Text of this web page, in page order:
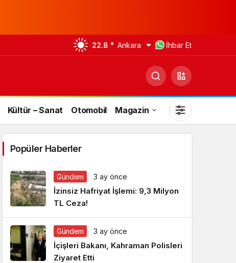
22.8 ° Ankara İhbar Et
Kültür – Sanat Otomobil Magazin
Gündüz Modu
Gündüz modunu seçin.
Gece Modu
Gece modunu seçin.
Popüler Haberler
Gündem 3 ay önce
İzinsiz Hafriyat İşlemi: 9,3 Milyon
TL Ceza!
Gündem 3 ay önce
İçişleri Bakanı, Kahraman Polisleri
Ziyaret Etti